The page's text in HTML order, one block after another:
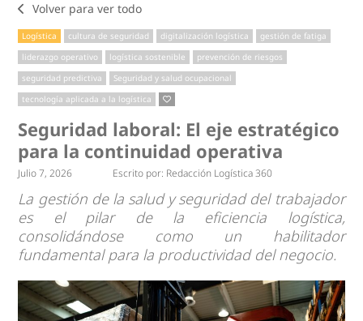
Volver para ver todo
Logística cultura de seguridad digitalización logística
gestión de fatiga
liderazgo operativo
logística sostenible
prevención de riesgos
seguridad predictiva
Seguridad y salud ocupacional
tecnología aplicada a la logística
Seguridad laboral: El eje estratégico
para la continuidad operativa
Julio 7, 2026 Escrito por: Redacción Logística 360
La gestión de la salud y seguridad del trabajador
es el pilar de la eficiencia logística,
consolidándose como un habilitador
fundamental para la productividad del negocio.